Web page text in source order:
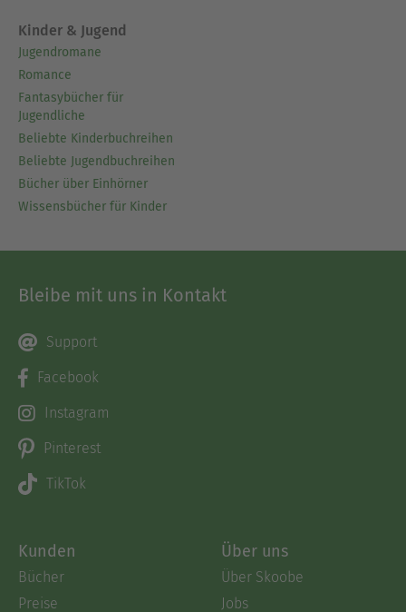
Kinder & Jugend
Jugendromane
Romance
Fantasybücher für
Jugendliche
Beliebte Kinderbuchreihen
Beliebte Jugendbuchreihen
Bücher über Einhörner
Wissensbücher für Kinder
Bleibe mit uns in Kontakt
Support
Facebook
Instagram
Pinterest
TikTok
Kunden
Bücher
Preise
Über uns
Über Skoobe
Jobs